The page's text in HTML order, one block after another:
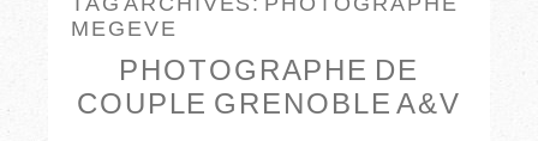
MEGEVE
PHOTOGRAPHE DE
COUPLE GRENOBLE A&V